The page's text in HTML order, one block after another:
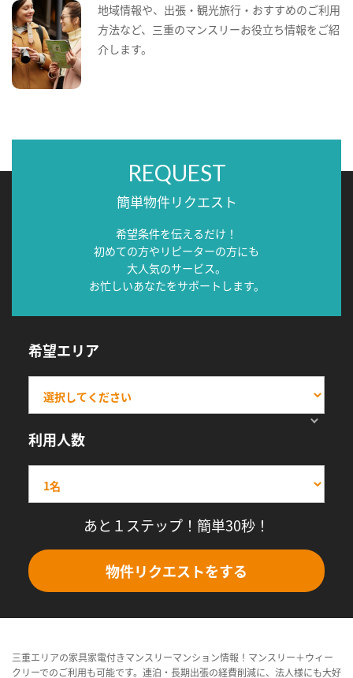
地域情報や、出張・観光旅行・おすすめのご利用
方法など、三重のマンスリーお役立ち情報をご紹
介します。
REQUEST
簡単物件リクエスト
希望条件を伝えるだけ！
初めての方やリピーターの方にも
大人気のサービス。
お忙しいあなたをサポートします。
希望エリア
利用人数
あと１ステップ！簡単30秒！
物件リクエストをする
三重エリアの家具家電付きマンスリーマンション情報！マンスリー＋ウィー
クリーでのご利用も可能です。連泊・長期出張の経費削減に、法人様にも大好